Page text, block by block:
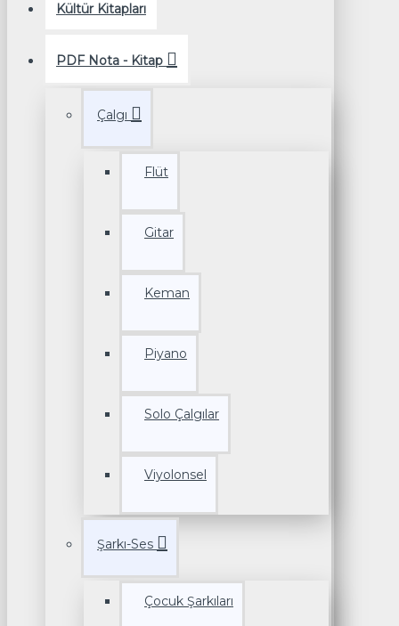
Kültür Kitapları
PDF Nota - Kitap
Çalgı
Flüt
Gitar
Keman
Piyano
Solo Çalgılar
Viyolonsel
Şarkı-Ses
Çocuk Şarkıları